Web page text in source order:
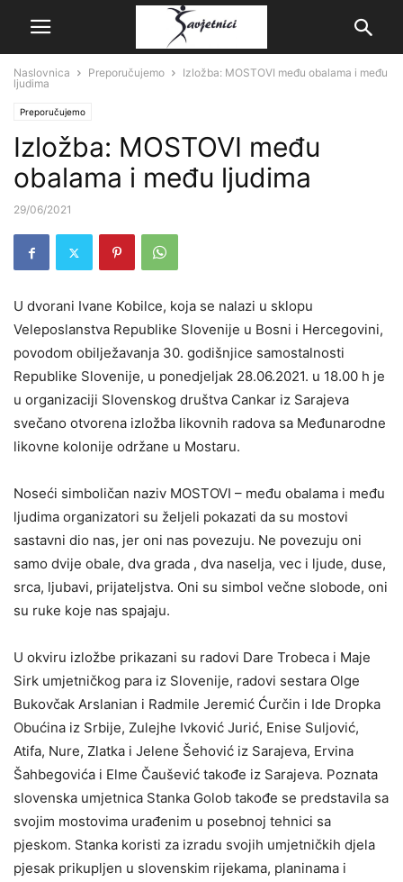
Naslovnica Preporučujemo
Izložba: MOSTOVI među obalama i među
ljudima
Preporučujemo
Izložba: MOSTOVI među
obalama i među ljudima
29/06/2021
U dvorani Ivane Kobilce, koja se nalazi u sklopu
Veleposlanstva Republike Slovenije u Bosni i Hercegovini,
povodom obilježavanja 30. godišnjice samostalnosti
Republike Slovenije, u ponedjeljak 28.06.2021. u 18.00 h je
u organizaciji Slovenskog društva Cankar iz Sarajeva
svečano otvorena izložba likovnih radova sa Međunarodne
likovne kolonije održane u Mostaru.
Noseći simboličan naziv MOSTOVI – među obalama i među
ljudima organizatori su željeli pokazati da su mostovi
sastavni dio nas, jer oni nas povezuju. Ne povezuju oni
samo dvije obale, dva grada , dva naselja, vec i ljude, duse,
srca, ljubavi, prijateljstva. Oni su simbol večne slobode, oni
su ruke koje nas spajaju.
U okviru izložbe prikazani su radovi Dare Trobeca i Maje
Sirk umjetničkog para iz Slovenije, radovi sestara Olge
Bukovčak Arslanian i Radmile Jeremić Ćurčin i Ide Dropka
Obućina iz Srbije, Zulejhe Ivković Jurić, Enise Suljović,
Atifa, Nure, Zlatka i Jelene Šehović iz Sarajeva, Ervina
Šahbegovića i Elme Čaušević takođe iz Sarajeva. Poznata
slovenska umjetnica Stanka Golob takođe se predstavila sa
svojim mostovima urađenim u posebnoj tehnici sa
pjeskom. Stanka koristi za izradu svojih umjetničkih djela
pjesak prikupljen u slovenskim rijekama, planinama i